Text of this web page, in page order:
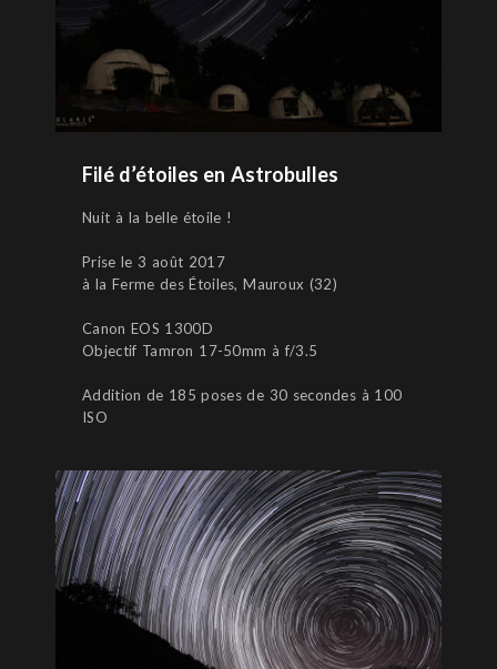
Filé d’étoiles en Astrobulles
Nuit à la belle étoile !
Prise le 3 août 2017
à la Ferme des Étoiles, Mauroux (32)
Canon EOS 1300D
Objectif Tamron 17-50mm à f/3.5
Addition de 185 poses de 30 secondes à 100
ISO